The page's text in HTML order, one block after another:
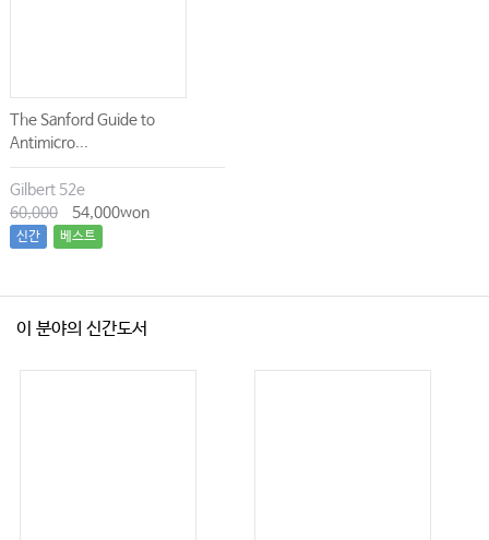
The Sanford Guide to
Antimicro...
Gilbert 52e
60,000
54,000won
신간 베스트
이 분야의 신간도서